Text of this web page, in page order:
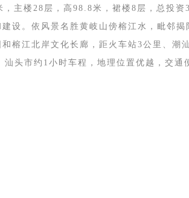
主楼28层，高98.8米，裙楼8层，总投资
设。依风景名胜黄岐山傍榕江水，毗邻揭
榕江北岸文化长廊，距火车站3公里、潮
头市约1小时车程，地理位置优越，交通